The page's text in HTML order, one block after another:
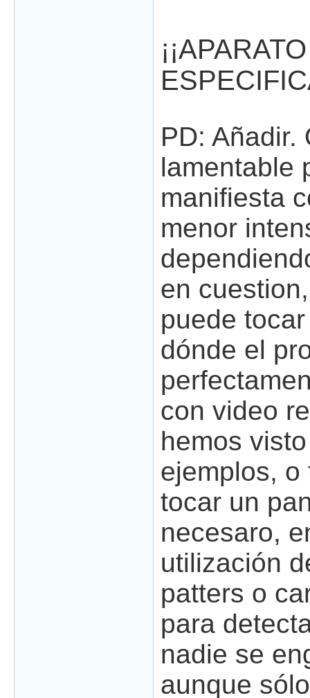
PD: Añadir.
lamentable
manifiesta
menor
en
puede
dónde el
con video
hemos
ejemplos, o
tocar un
necesaro,
utilización
patters o
para
nadie se
aunque